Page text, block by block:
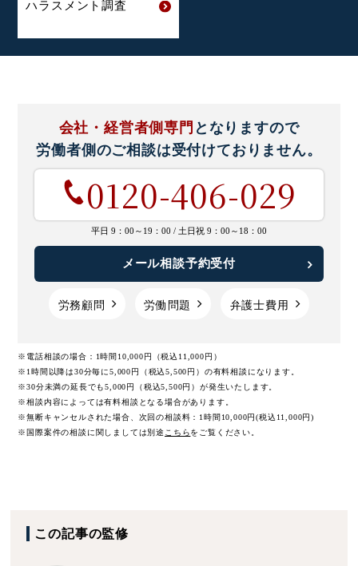
ハラスメント調査
会社・経営者側専門 となりますので
労働者側のご相談は受付けておりません。
0120-406-029
平日 9：00～19：00 / 土日祝 9：00～18：00
メール相談予約受付
労務顧問 労働問題 弁護士費用
※電話相談の場合：1時間10,000円（税込11,000円）
※1時間以降は30分毎に5,000円（税込5,500円）の有料相談になります。
※30分未満の延長でも5,000円（税込5,500円）が発生いたします。
※相談内容によっては有料相談となる場合があります。
※無断キャンセルされた場合、次回の相談料：1時間10,000円(税込11,000円)
※国際案件の相談に関しましては別途 こちらをご覧ください。
この記事の監修